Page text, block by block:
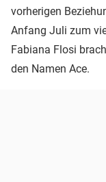
vorherigen
Anfang Juli zum
Fabiana Flosi
den Namen Ace.